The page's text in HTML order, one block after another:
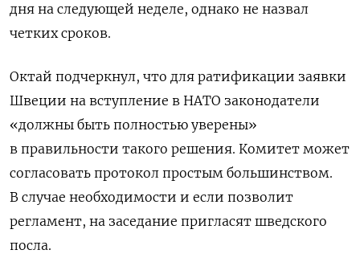
дня на следующей неделе, однако не назвал
четких сроков.
Октай подчеркнул, что для ратификации заявки
Швеции на вступление в НАТО законодатели
«должны быть полностью уверены»
в правильности такого решения. Комитет может
согласовать протокол простым большинством.
В случае необходимости и если позволит
регламент, на заседание пригласят шведского
посла.